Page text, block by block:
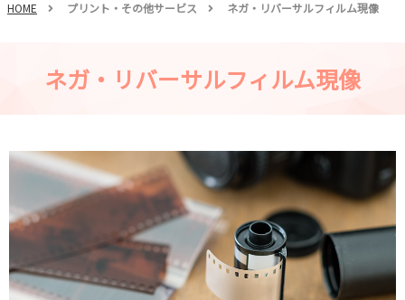
HOME プリント・その他サービス ネガ・リバーサルフィルム現像
ネガ・リバーサルフィルム現像